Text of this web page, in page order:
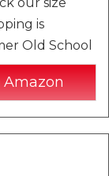
is
Old School
Amazon